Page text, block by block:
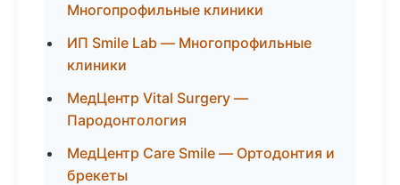
Многопрофильные клиники
ИП Smile Lab — Многопрофильные
клиники
МедЦентр Vital Surgery —
Пародонтология
МедЦентр Care Smile — Ортодонтия и
брекеты